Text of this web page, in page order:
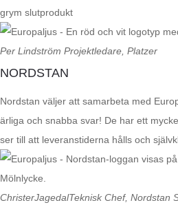
grym slutprodukt
Per Lindström Projektledare, Platzer
NORDSTAN
Nordstan väljer att samarbeta med
ärliga och snabba svar! De har ett
ser till att leveranstiderna hålls och
ChristerJagedalTeknisk Chef, Nordstan